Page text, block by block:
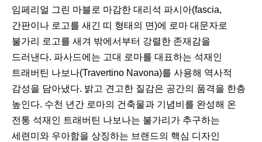
임페리얼 그린 마블로 마감한 대리석 파시아(fascia,
간판이나 로고를 새긴 띠 형태의 면)에 로마 대문자로
불가리 로고를 새겨 밖에서부터 강렬한 존재감을
드러낸다. 파사드에는 고대 로마를 대표하는 석재인
트래버틴 나보나(Travertino Navona)를 사용해 역사적
감성을 담아냈다. 밝고 견고한 질감은 공간의 품격을 한층
높인다. 수천 년간 로마의 건축물과 기념비를 완성해 온
전통 석재인 트래버틴 나보나는 불가리가 추구하는
세련미와 우아함을 상징하는 브랜드의 핵심 디자인